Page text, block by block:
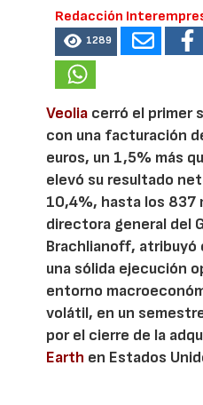
Redacción
1289
Veolia cerró el primer
con una facturación
euros, un 1,5% más
elevó su resultado
10,4%, hasta los 837
directora general del
Brachlianoff, atribuyó
una sólida ejecución
entorno
volátil, en un
por el cierre de la
Earth en Estados